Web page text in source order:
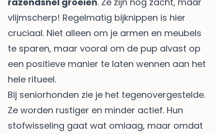
vlijmscherp! Regelmatig bijknippen is hier
cruciaal. Niet alleen om je armen en meubels
te sparen, maar vooral om de pup alvast op
een positieve manier te laten wennen aan het
hele ritueel.
Bij seniorhonden zie je het tegenovergestelde.
Ze worden rustiger en minder actief. Hun
stofwisseling gaat wat omlaag, maar omdat